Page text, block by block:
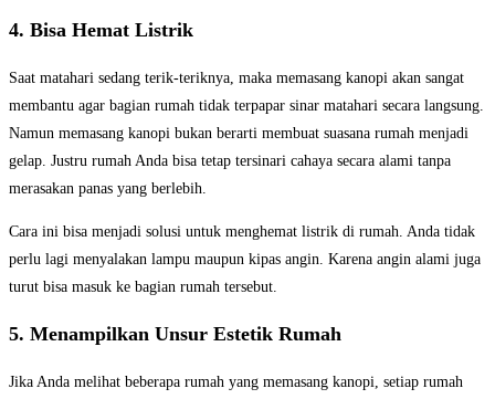
4. Bisa Hemat Listrik
Saat matahari sedang terik-teriknya, maka memasang kanopi akan sangat
membantu agar bagian rumah tidak terpapar sinar matahari secara langsung.
Namun memasang kanopi bukan berarti membuat suasana rumah menjadi
gelap. Justru rumah Anda bisa tetap tersinari cahaya secara alami tanpa
merasakan panas yang berlebih.
Cara ini bisa menjadi solusi untuk menghemat listrik di rumah. Anda tidak
perlu lagi menyalakan lampu maupun kipas angin. Karena angin alami juga
turut bisa masuk ke bagian rumah tersebut.
5. Menampilkan Unsur Estetik Rumah
Jika Anda melihat beberapa rumah yang memasang kanopi, setiap rumah